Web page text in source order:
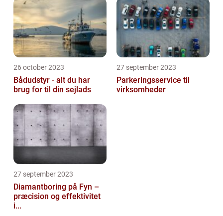
26 october 2023
Bådudstyr - alt du har
brug for til din sejlads
27 september 2023
Parkeringsservice til
virksomheder
27 september 2023
Diamantboring på Fyn –
præcision og effektivitet
i...